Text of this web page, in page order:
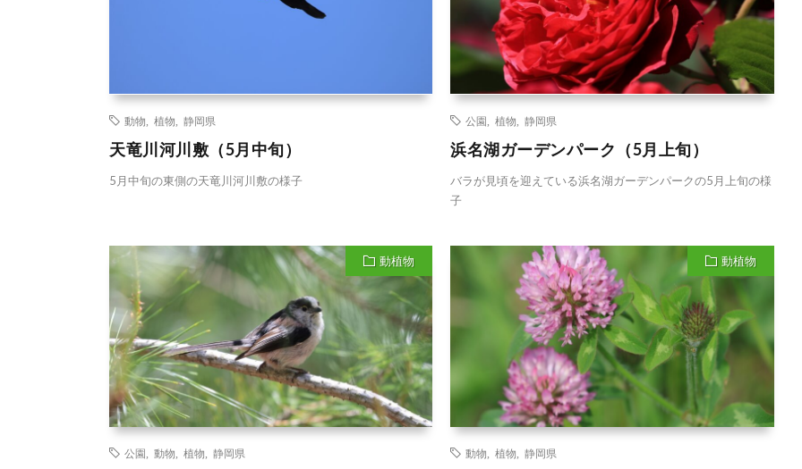
動物 植物 静岡県
天竜川河川敷（5月中旬）
5月中旬の東側の天竜川河川敷の様子
公園 ,植物 ,静岡県
浜名湖ガーデンパーク（5月上旬）
バラが見頃を迎えている浜名湖ガーデンパークの5月上旬の様
子
動植物
公園 動物 植物 静岡県
動植物
動物 ,植物 ,静岡県